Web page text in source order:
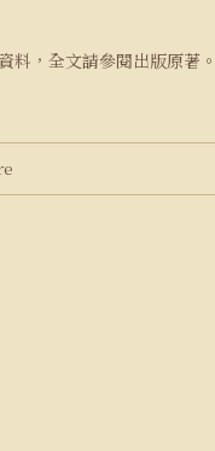
料，全文請參閱出版原著。